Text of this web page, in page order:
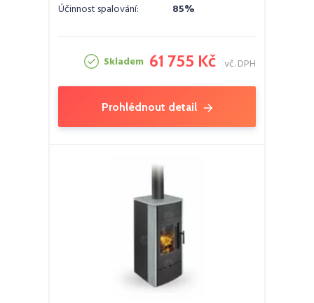
Účinnost spalování:
85%
Skladem 61 755 Kč vč. DPH
Prohlédnout detail